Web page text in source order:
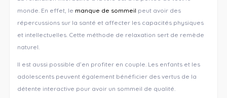
monde. En effet, le manque de sommeil peut avoir des
répercussions sur la santé et affecter les capacités physiques
et intellectuelles. Cette méthode de relaxation sert de remède
naturel.
Il est aussi possible d’en profiter en couple. Les enfants et les
adolescents peuvent également bénéficier des vertus de la
détente interactive pour avoir un sommeil de qualité.